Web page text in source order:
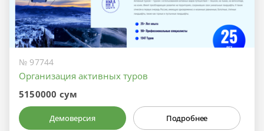
№ 97744
Организация активных туров
5150000 сум
Демоверсия Подробнее